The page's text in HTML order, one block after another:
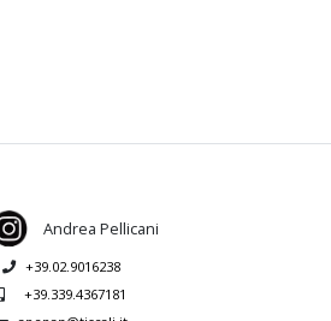
Andrea Pellicani
+39.02.9016238
+39.339.4367181